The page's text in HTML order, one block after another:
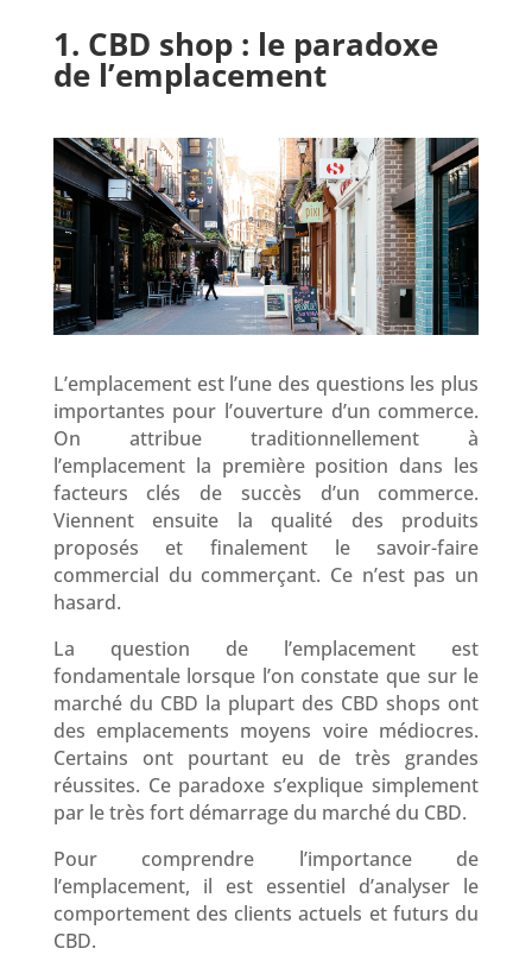
1. CBD shop : le paradoxe
de l’emplacement
L’emplacement est l’une des questions les plus
importantes pour l’ouverture d’un commerce.
On attribue traditionnellement à
l’emplacement la première position dans les
facteurs clés de succès d’un commerce.
Viennent ensuite la qualité des produits
proposés et finalement le savoir-faire
commercial du commerçant. Ce n’est pas un
hasard.
La question de l’emplacement est
fondamentale lorsque l’on constate que sur le
marché du CBD la plupart des CBD shops ont
des emplacements moyens voire médiocres.
Certains ont pourtant eu de très grandes
réussites. Ce paradoxe s’explique simplement
par le très fort démarrage du marché du CBD.
Pour comprendre l’importance de
l’emplacement, il est essentiel d’analyser le
comportement des clients actuels et futurs du
CBD.